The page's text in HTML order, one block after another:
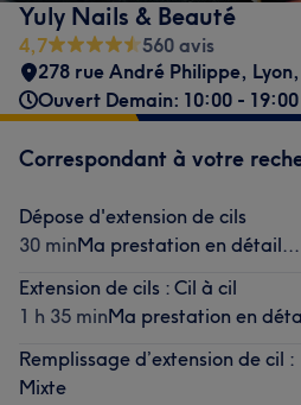
Yuly Nails & Beauté
4,7
560 avis
278 rue André Philippe, Lyon,
Ouvert Demain: 10:00 - 19:00
Correspondant à votre
Dépose d'extension de cils
30 minMa prestation en détail...
Extension de cils : Cil à cil
1 h 35 minMa prestation en
Remplissage d’extension de cil :
Mixte